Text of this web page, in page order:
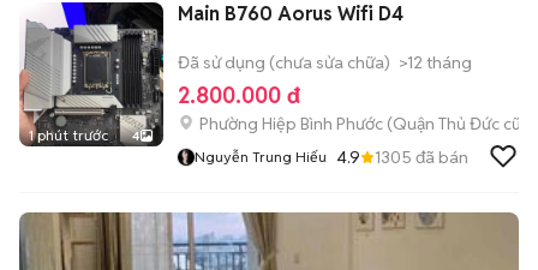
1 phút trước 4
Main B760 Aorus Wifi D4
Đã sử dụng (chưa sửa chữa) >12 tháng
2.800.000 đ
Phường Hiệp Bình Phước (Quận Thủ Đức cũ)
Nguyễn Trung Hiếu 4.9 1305 đã bán